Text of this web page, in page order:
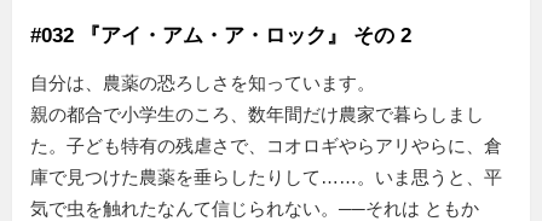
#032 『アイ・アム・ア・ロック』 その 2
自分は、農薬の恐ろしさを知っています。
親の都合で小学生のころ、数年間だけ農家で暮らしまし
た。子ども特有の残虐さで、コオロギやらアリやらに、倉
庫で見つけた農薬を垂らしたりして……。いま思うと、平
気で虫を触れたなんて信じられない。──それは ともか